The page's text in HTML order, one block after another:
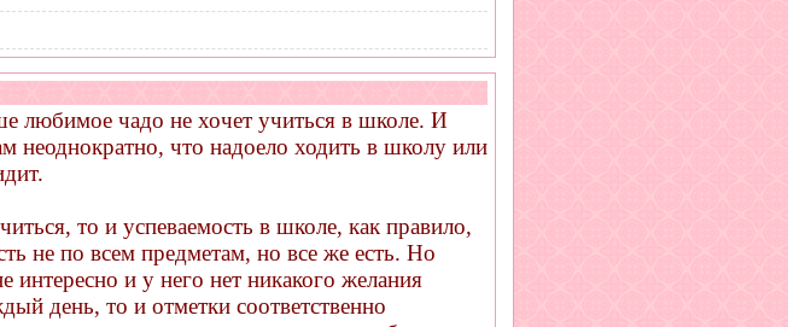
любимое чадо не хочет учиться в школе. И
неоднократно, что надоело ходить в школу или
то и успеваемость в школе, как правило,
не по всем предметам, но все же есть. Но
интересно и у него нет никакого желания
день, то и отметки соответственно